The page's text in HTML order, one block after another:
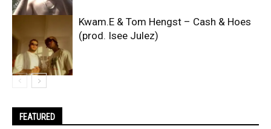
Kwam.E & Tom Hengst – Cash & Hoes
(prod. Isee Julez)
FEATURED